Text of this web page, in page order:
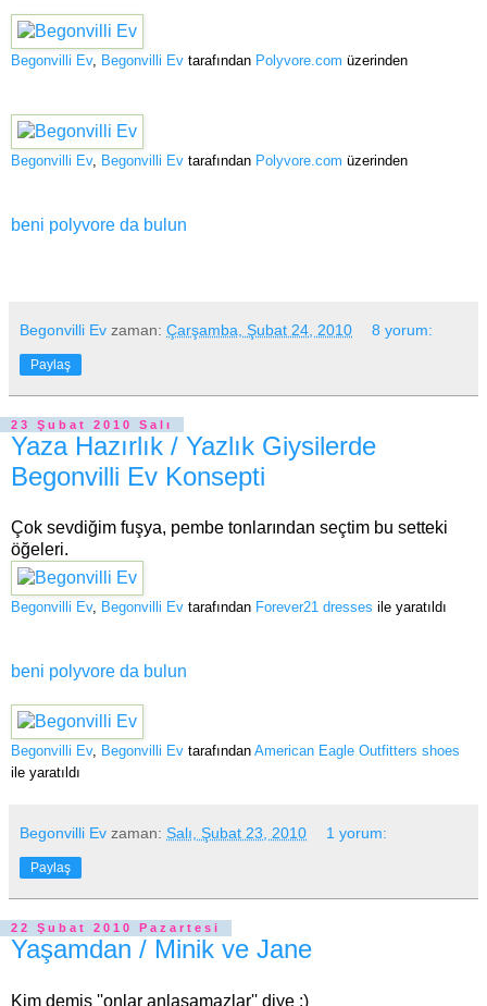
Begonvilli Ev, Begonvilli Ev tarafından Polyvore.com üzerinden
Begonvilli Ev, Begonvilli Ev tarafından Polyvore.com üzerinden
beni polyvore da bulun
Begonvilli Ev zaman: Çarşamba, Şubat 24, 2010 8 yorum:
Paylaş
23 Şubat 2010 Salı
Yaza Hazırlık / Yazlık Giysilerde
Begonvilli Ev Konsepti
Çok sevdiğim fuşya, pembe tonlarından seçtim bu setteki
öğeleri.
Begonvilli Ev, Begonvilli Ev tarafından Forever21 dresses ile yaratıldı
beni polyvore da bulun
Begonvilli Ev, Begonvilli Ev tarafından American Eagle Outfitters shoes
ile yaratıldı
Begonvilli Ev zaman: Salı, Şubat 23, 2010 1 yorum:
Paylaş
22 Şubat 2010 Pazartesi
Yaşamdan / Minik ve Jane
Kim demiş ''onlar anlaşamazlar'' diye :)